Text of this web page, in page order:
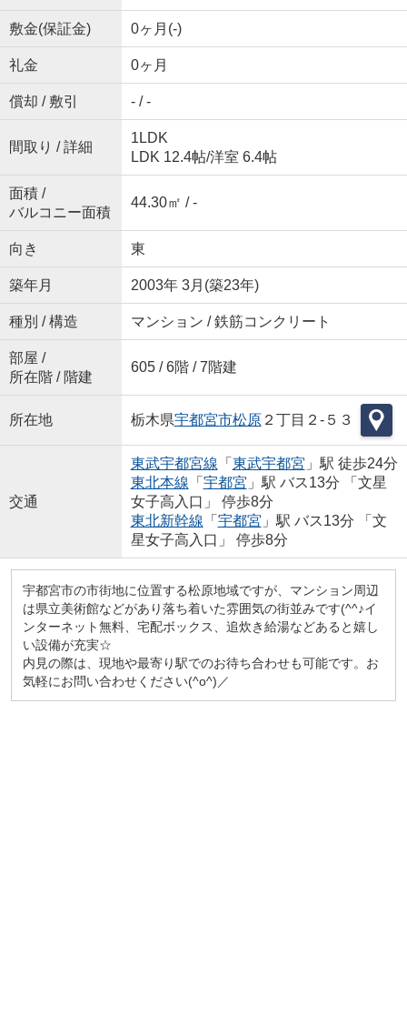
敷金(保証金) 0ヶ月(-)
礼金 0ヶ月
償却 / 敷引 - / -
間取り / 詳細
1LDK
LDK 12.4帖/洋室 6.4帖
面積 /
バルコニー面積
44.30㎡ / -
向き 東
築年月 2003年 3月(築23年)
種別 / 構造 マンション / 鉄筋コンクリート
部屋 /
所在階 / 階建
605 / 6階 / 7階建
所在地 栃木県宇都宮市松原２丁目２-５３
交通
東武宇都宮線 「 東武宇都宮 」駅 徒歩24分
東北本線 「 宇都宮 」駅 バス13分 「文星
女子高入口」 停歩8分
東北新幹線 「 宇都宮 」駅 バス13分 「文
星女子高入口」 停歩8分
宇都宮市の市街地に位置する松原地域ですが、マンション周辺
は県立美術館などがあり落ち着いた雰囲気の街並みです(^^♪イ
ンターネット無料、宅配ボックス、追炊き給湯などあると嬉し
い設備が充実☆
内見の際は、現地や最寄り駅でのお待ち合わせも可能です。お
気軽にお問い合わせください(^o^)／